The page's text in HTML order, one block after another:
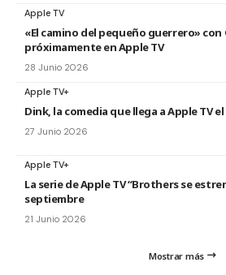
Apple TV
«El camino del pequeño guerrero»
próximamente en Apple TV
28 Junio 2026
Apple TV+
Dink, la comedia que llega a Apple TV
27 Junio 2026
Apple TV+
La serie de Apple TV “Brothers se
septiembre
21 Junio 2026
Mostrar más